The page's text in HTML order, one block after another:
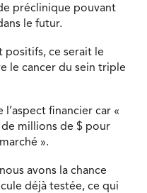
préclinique pouvant
le futur.
positifs, ce serait le
le cancer du sein triple
financier car «
millions de $ pour
».
avons la chance
déjà testée, ce qui